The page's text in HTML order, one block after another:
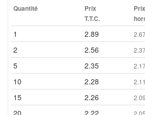
Quantité
Prix
T.T.C.
Prix
1 2.89 2.67
2 2.56 2.37
5 2.35 2.17
10 2.28 2.11
15 2.26 2.09
20 2.22 2.05